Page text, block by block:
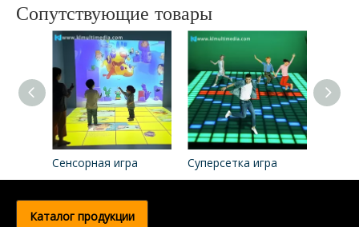
Сопутствующие товары
Сенсорная игра Суперсетка игра
Каталог продукции